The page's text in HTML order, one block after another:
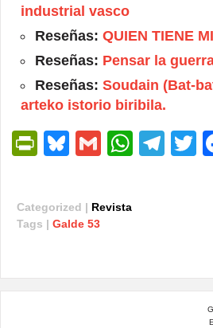
industrial vasco
Reseñas: QUIEN TIENE
Reseñas: Pensar la
Reseñas: Soudain (Bat-
arteko istorio biribila.
PrintFriendly
Bluesky
Gmail
Categorized | Revista
Tags | Galde 53